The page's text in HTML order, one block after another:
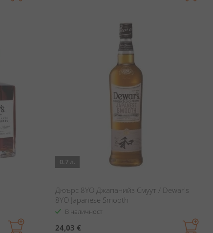
0.7 л.
Дюърс 8YO Джапанийз Смуут / Dewar's
8YO Japanese Smooth
В наличност
24,03 €